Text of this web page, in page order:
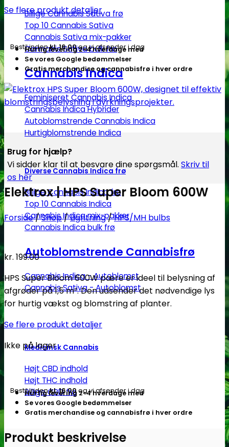
Billige Cannabis Sativa frø
Top 10 Cannabis Sativa
Cannabis Sativa mix-pakker
Cannabis Sativa bulk frø
Cannabis Indica
Feminiseret Cannabis Indica
Cannabis Indica Hybrider
Autoblomstrende Cannabis Indica
Hurtigblomstrende Indica
Diverse Cannabis Indica frø
Billige Cannabis Indica frø
Top 10 Cannabis Indica
Cannabis Indica mix-pakker
Cannabis Indica bulk frø
Autoblomstrende Cannabisfrø
Cannabis Indica - Autoblomst
Cannabis Sativa - Autoblomst
Medicinsk Cannabis
Højt CBD indhold
Højt THC indhold
Billige CBD frø
Se flere produkt detaljer
Bestil indenkl. 16.00og vi afsender i dag
Hurtig levering 2-4 hverdage med
Se vores Google bedømmelser
Gratis merchandise og cannabisfrø i hver ordre
Brug for hjælp?
Vi sidder klar til at besvare dine spørgsmål. Skriv til
os her
Elektrox | HPS Super Bloom 600W
Forside/Shop/Lightning/HPS/MH bulbs
kr. 199.00
HPS Super Bloom 600W pære er ideel til belysning af
afgrøder på 1,5 m². Den udsender det nødvendige lys
for hurtig vækst og blomstring af planter.
Se flere produkt detaljer
Ikke på lager
Bestil indenkl. 16.00og vi afsender i dag
Hurtig levering 2-4 hverdage med
Se vores Google bedømmelser
Gratis merchandise og cannabisfrø i hver ordre
Produkt beskrivelse